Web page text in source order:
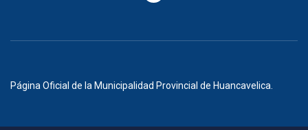
Página Oficial de la Municipalidad Provincial de Huancavelica.